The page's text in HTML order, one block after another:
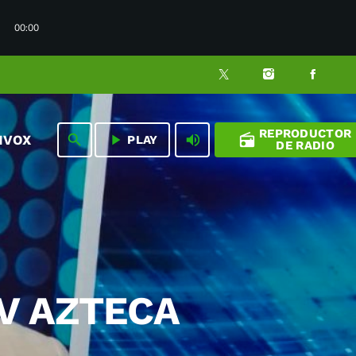
00:00
search play_arrow PLAY volume_up radio REPRODUCTOR
DE RADIO
AZTECA